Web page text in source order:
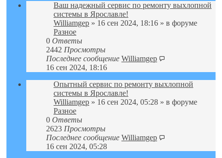
Ваш надежный сервис по ремонту выхлопной
системы в Ярославле!
Williamgep » 16 сен 2024, 18:16 » в форуме
Разное
0 Ответы
2442 Просмотры
Последнее сообщение Williamgep
16 сен 2024, 18:16
Опытный сервис по ремонту выхлопной
системы в Ярославле!
Williamgep » 16 сен 2024, 05:28 » в форуме
Разное
0 Ответы
2623 Просмотры
Последнее сообщение Williamgep
16 сен 2024, 05:28